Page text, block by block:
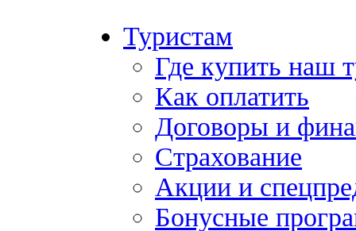
Туристам
Где купить наш
Как оплатить
Договоры и
Страхование
Акции и
Бонусные